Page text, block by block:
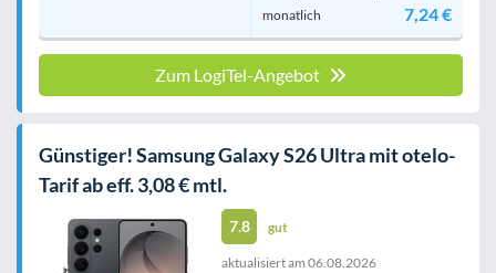
monatlich
7,24 €
Zum LogiTel-Angebot
Günstiger! Samsung Galaxy S26 Ultra mit otelo-
Tarif ab eff. 3,08 € mtl.
7.8 gut
aktualisiert am 06.08.2026